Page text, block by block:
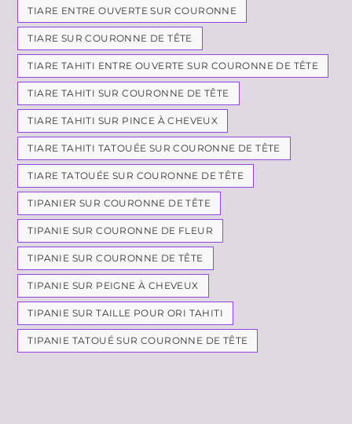
TIARE ENTRE OUVERTE SUR COURONNE
TIARE SUR COURONNE DE TÊTE
TIARE TAHITI ENTRE OUVERTE SUR COURONNE DE TÊTE
TIARE TAHITI SUR COURONNE DE TÊTE
TIARE TAHITI SUR PINCE À CHEVEUX
TIARE TAHITI TATOUÉE SUR COURONNE DE TÊTE
TIARE TATOUÉE SUR COURONNE DE TÊTE
TIPANIER SUR COURONNE DE TÊTE
TIPANIE SUR COURONNE DE FLEUR
TIPANIE SUR COURONNE DE TÊTE
TIPANIE SUR PEIGNE À CHEVEUX
TIPANIE SUR TAILLE POUR ORI TAHITI
TIPANIE TATOUÉ SUR COURONNE DE TÊTE